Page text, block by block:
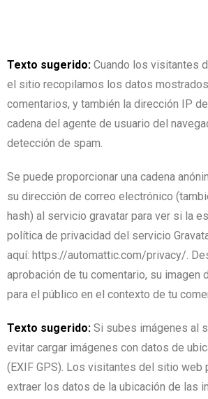
Texto sugerido: Cuando los visitantes
el sitio recopilamos los datos
comentarios, y también la dirección IP
cadena del agente de usuario del
detección de spam.
Se puede proporcionar una cadena
su dirección de correo electrónico
hash) al servicio gravatar para ver si la
política de privacidad del servicio
aquí: https://automattic.com/privacy/.
aprobación de tu comentario, su imagen
para el público en el contexto de tu
Texto sugerido: Si subes imágenes al
evitar cargar imágenes con datos de
(EXIF GPS). Los visitantes del sitio web
extraer los datos de la ubicación de las